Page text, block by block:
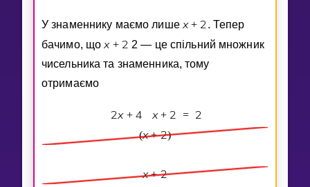
У знаменнику маємо лише x + 2. Тепер
бачимо, що x + 2 2 — це спiльний множник
чисельника та знаменника, тому
отримаємо
2x + 4 x + 2 = 2
(x + 2)
x + 2